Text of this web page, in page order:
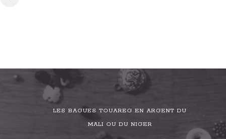
LES BAGUES TOUAREG EN ARGENT DU
MALI OU DU NIGER